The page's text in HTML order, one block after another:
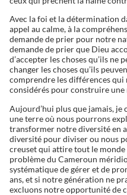
Avec la foi et la détermination
appel au calme, à la
demande de prier pour notre
demande de prier que Dieu
d’accepter les choses qu’ils ne
changer les choses qu’ils
comprendre les différences qui
considérés pour construire
Aujourd’hui plus que jamais, je
une terre où nous pourrons
transformer notre diversité en
diversité pour diviser ou nous
creuset qui attire tout le
problème du Cameroun
systématique de gérer et de
ans, et si notre génération ne
excluons notre opportunité de